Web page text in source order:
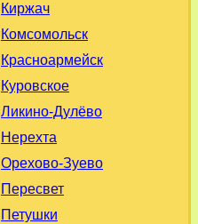
Киржач
Комсомольск
Красноармейск
Куровское
Ликино-Дулёво
Нерехта
Орехово-Зуево
Пересвет
Петушки